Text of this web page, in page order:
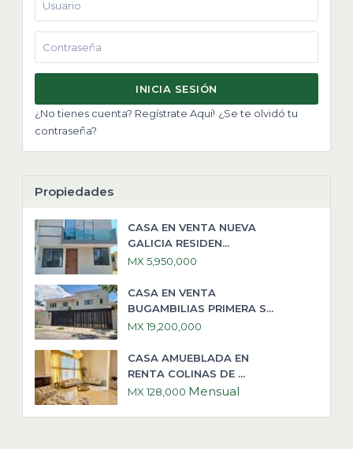
INICIA SESIÓN
¿No tienes cuenta? Regístrate Aquí! ¿Se te olvidó tu
contraseña?
Propiedades
CASA EN VENTA NUEVA
GALICIA RESIDEN...
MX 5,950,000
CASA EN VENTA
BUGAMBILIAS PRIMERA S...
MX 19,200,000
CASA AMUEBLADA EN
RENTA COLINAS DE ...
MX 128,000 Mensual